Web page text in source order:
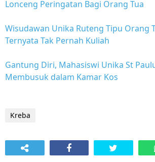
Lonceng Peringatan Bagi Orang Tua
Wisudawan Unika Ruteng Tipu Orang
Ternyata Tak Pernah Kuliah
Gantung Diri, Mahasiswi Unika St
Membusuk dalam Kamar Kos
Kreba